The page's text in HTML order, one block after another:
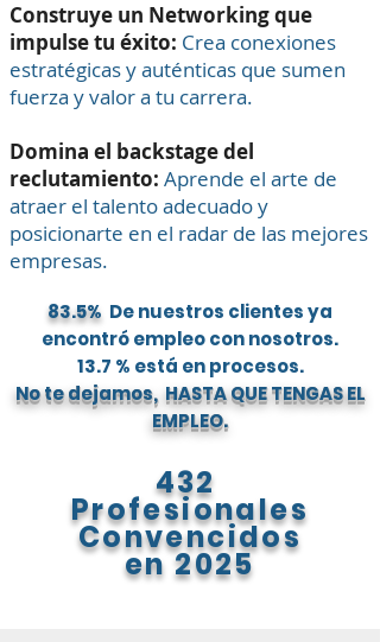
Construye un Networking que
impulse tu éxito: Crea conexiones
estratégicas y auténticas que sumen
fuerza y valor a tu carrera.
Domina el backstage del
reclutamiento: Aprende el arte de
atraer el talento adecuado y
posicionarte en el radar de las mejores
empresas.
83.5% De nuestros clientes ya
encontró empleo con nosotros.
13.7 % está en procesos.
No te dejamos,HASTA QUE TENGAS EL
EMPLEO.
432
Profesionales
Convencidos
en 2025